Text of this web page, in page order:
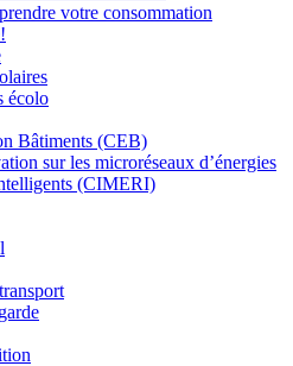
votre consommation
écolo
Bâtiments (CEB)
sur les microréseaux d’énergies
(CIMERI)